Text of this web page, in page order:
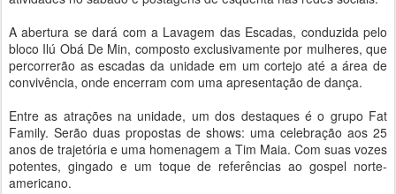
A abertura se dará com a Lavagem das Escadas, conduzida pelo
bloco Ilú Obá De Min, composto exclusivamente por mulheres, que
percorrerão as escadas da unidade em um cortejo até a área de
convivência, onde encerram com uma apresentação de dança.
Entre as atrações na unidade, um dos destaques é o grupo Fat
Family. Serão duas propostas de shows: uma celebração aos 25
anos de trajetória e uma homenagem a Tim Maia. Com suas vozes
potentes, gingado e um toque de referências ao gospel norte-
americano.